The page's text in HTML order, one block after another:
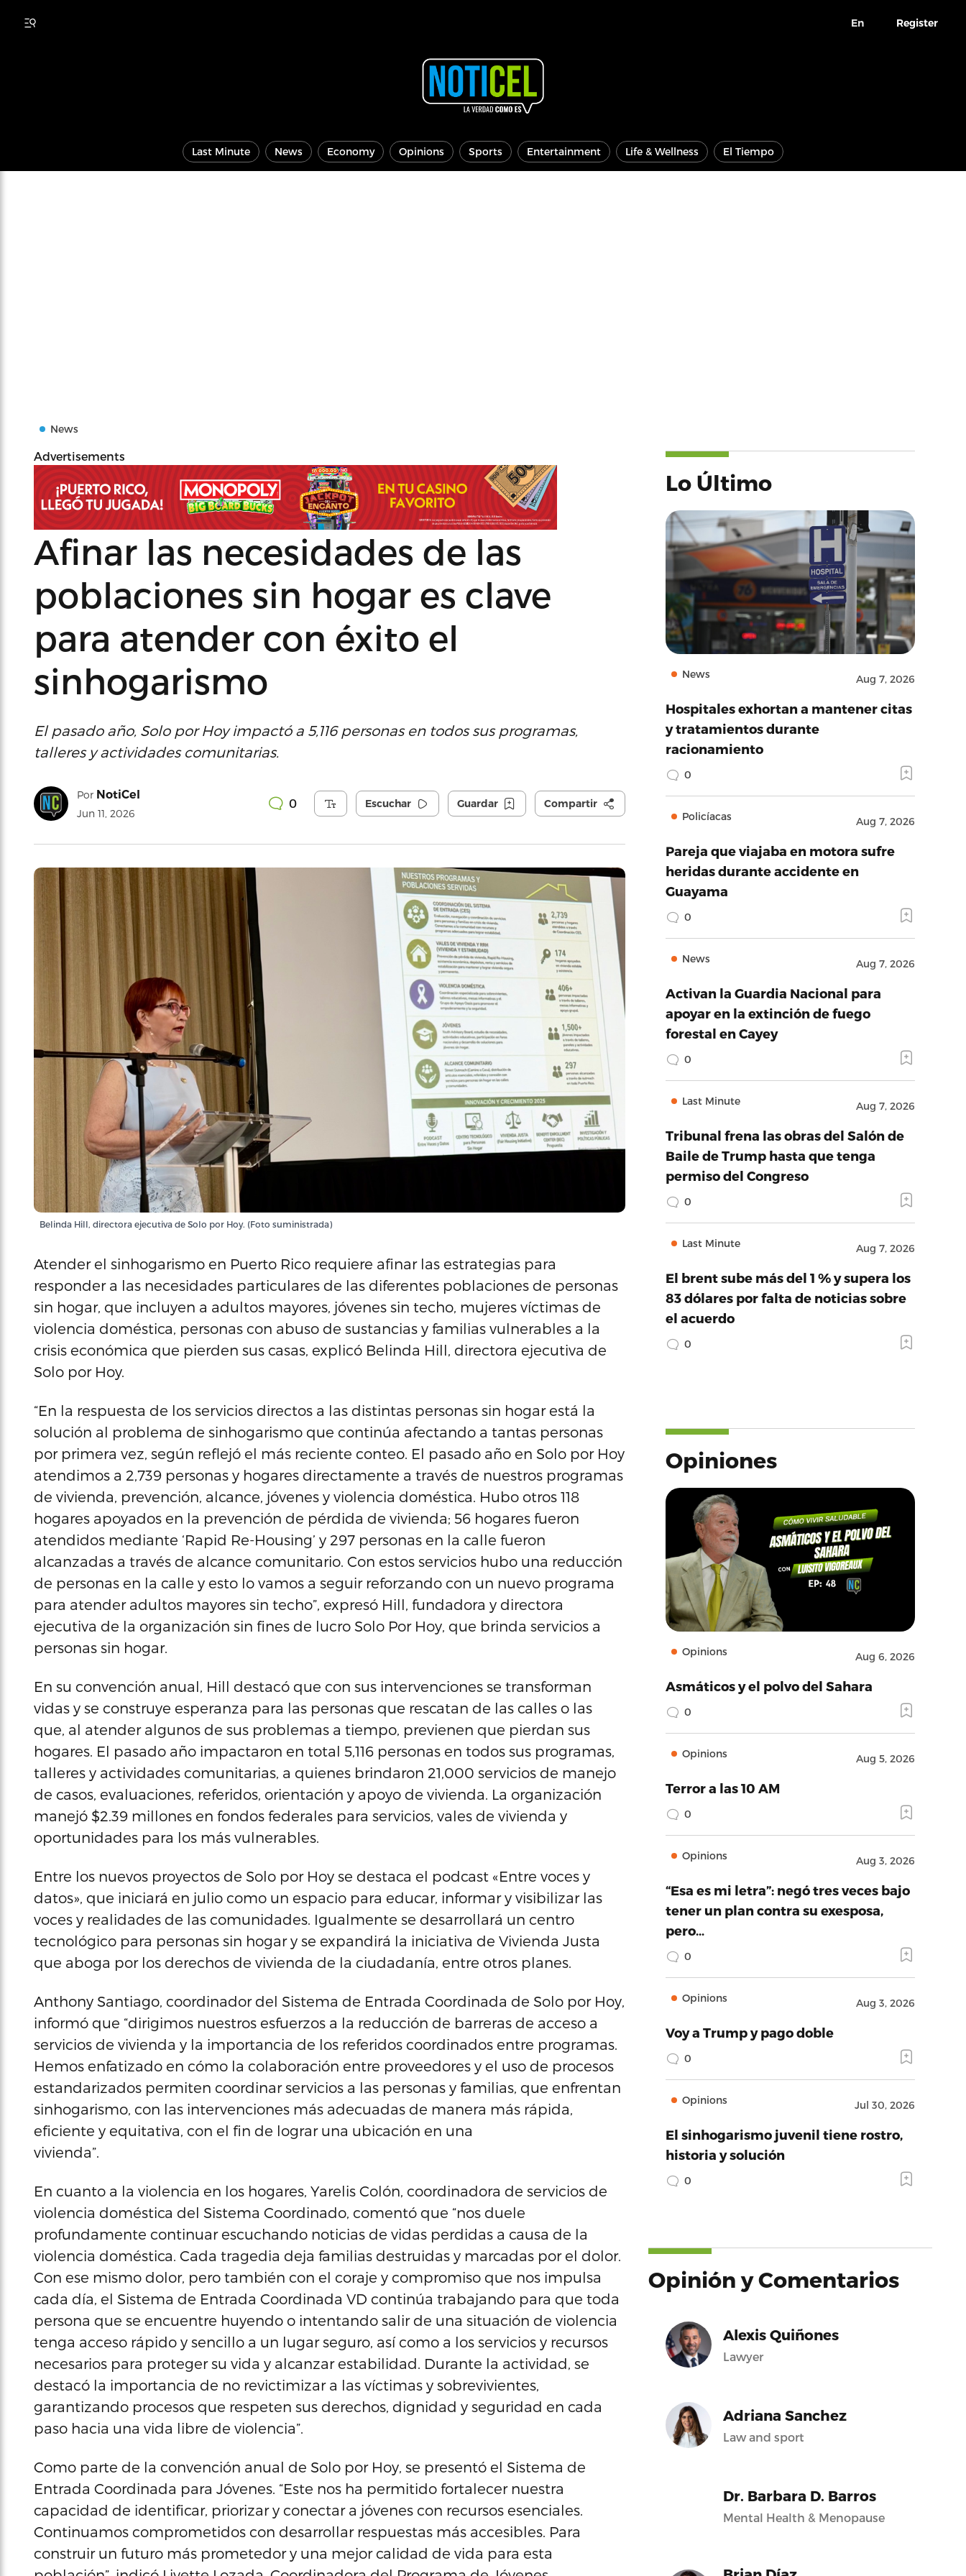
En Register
Last Minute News Economy Opinions Sports Entertainment Life & Wellness El Tiempo
News
Advertisements
Afinar las necesidades de las
poblaciones sin hogar es clave
para atender con éxito el
sinhogarismo
El pasado año, Solo por Hoy impactó a 5,116 personas en todos sus programas,
talleres y actividades comunitarias.
Por NotiCel
Jun 11, 2026
0 Escuchar Guardar Compartir
Belinda Hill, directora ejecutiva de Solo por Hoy. (Foto suministrada)
Atender el sinhogarismo en Puerto Rico requiere afinar las estrategias para
responder a las necesidades particulares de las diferentes poblaciones de personas
sin hogar, que incluyen a adultos mayores, jóvenes sin techo, mujeres víctimas de
violencia doméstica, personas con abuso de sustancias y familias vulnerables a la
crisis económica que pierden sus casas, explicó Belinda Hill, directora ejecutiva de
Solo por Hoy.
“En la respuesta de los servicios directos a las distintas personas sin hogar está la
solución al problema de sinhogarismo que continúa afectando a tantas personas
por primera vez, según reflejó el más reciente conteo. El pasado año en Solo por Hoy
atendimos a 2,739 personas y hogares directamente a través de nuestros programas
de vivienda, prevención, alcance, jóvenes y violencia doméstica. Hubo otros 118
hogares apoyados en la prevención de pérdida de vivienda; 56 hogares fueron
atendidos mediante ‘Rapid Re-Housing’ y 297 personas en la calle fueron
alcanzadas a través de alcance comunitario. Con estos servicios hubo una reducción
de personas en la calle y esto lo vamos a seguir reforzando con un nuevo programa
para atender adultos mayores sin techo”, expresó Hill, fundadora y directora
ejecutiva de la organización sin fines de lucro Solo Por Hoy, que brinda servicios a
personas sin hogar.
En su convención anual, Hill destacó que con sus intervenciones se transforman
vidas y se construye esperanza para las personas que rescatan de las calles o las
que, al atender algunos de sus problemas a tiempo, previenen que pierdan sus
hogares. El pasado año impactaron en total 5,116 personas en todos sus programas,
talleres y actividades comunitarias, a quienes brindaron 21,000 servicios de manejo
de casos, evaluaciones, referidos, orientación y apoyo de vivienda. La organización
manejó $2.39 millones en fondos federales para servicios, vales de vivienda y
oportunidades para los más vulnerables.
Entre los nuevos proyectos de Solo por Hoy se destaca el podcast «Entre voces y
datos», que iniciará en julio como un espacio para educar, informar y visibilizar las
voces y realidades de las comunidades. Igualmente se desarrollará un centro
tecnológico para personas sin hogar y se expandirá la iniciativa de Vivienda Justa
que aboga por los derechos de vivienda de la ciudadanía, entre otros planes.
Anthony Santiago, coordinador del Sistema de Entrada Coordinada de Solo por Hoy,
informó que “dirigimos nuestros esfuerzos a la reducción de barreras de acceso a
servicios de vivienda y la importancia de los referidos coordinados entre programas.
Hemos enfatizado en cómo la colaboración entre proveedores y el uso de procesos
estandarizados permiten coordinar servicios a las personas y familias, que enfrentan
sinhogarismo, con las intervenciones más adecuadas de manera más rápida,
eficiente y equitativa, con el fin de lograr una ubicación en una
vivienda”.
En cuanto a la violencia en los hogares, Yarelis Colón, coordinadora de servicios de
violencia doméstica del Sistema Coordinado, comentó que “nos duele
profundamente continuar escuchando noticias de vidas perdidas a causa de la
violencia doméstica. Cada tragedia deja familias destruidas y marcadas por el dolor.
Con ese mismo dolor, pero también con el coraje y compromiso que nos impulsa
cada día, el Sistema de Entrada Coordinada VD continúa trabajando para que toda
persona que se encuentre huyendo o intentando salir de una situación de violencia
tenga acceso rápido y sencillo a un lugar seguro, así como a los servicios y recursos
necesarios para proteger su vida y alcanzar estabilidad. Durante la actividad, se
destacó la importancia de no revictimizar a las víctimas y sobrevivientes,
garantizando procesos que respeten sus derechos, dignidad y seguridad en cada
paso hacia una vida libre de violencia”.
Como parte de la convención anual de Solo por Hoy, se presentó el Sistema de
Entrada Coordinada para Jóvenes. “Este nos ha permitido fortalecer nuestra
capacidad de identificar, priorizar y conectar a jóvenes con recursos esenciales.
Continuamos comprometidos con desarrollar respuestas más accesibles. Para
construir un futuro más prometedor y una mejor calidad de vida para esta
Lo Último
News Aug 7, 2026
Hospitales exhortan a mantener citas
y tratamientos durante
racionamiento
0
Policíacas Aug 7, 2026
Pareja que viajaba en motora sufre
heridas durante accidente en
Guayama
0
News Aug 7, 2026
Activan la Guardia Nacional para
apoyar en la extinción de fuego
forestal en Cayey
0
Last Minute Aug 7, 2026
Tribunal frena las obras del Salón de
Baile de Trump hasta que tenga
permiso del Congreso
0
Last Minute Aug 7, 2026
El brent sube más del 1 % y supera los
83 dólares por falta de noticias sobre
el acuerdo
0
Opiniones
Opinions Aug 6, 2026
Asmáticos y el polvo del Sahara
0
Opinions Aug 5, 2026
Terror a las 10 AM
0
Opinions Aug 3, 2026
“Esa es mi letra”: negó tres veces bajo
tener un plan contra su exesposa,
pero…
0
Opinions Aug 3, 2026
Voy a Trump y pago doble
0
Opinions Jul 30, 2026
El sinhogarismo juvenil tiene rostro,
historia y solución
0
Opinión y Comentarios
Alexis Quiñones
Lawyer
Adriana Sanchez
Law and sport
Dr. Barbara D. Barros
Mental Health & Menopause